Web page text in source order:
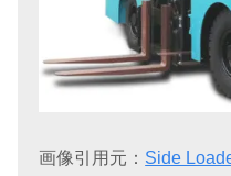
画像引用元： Side